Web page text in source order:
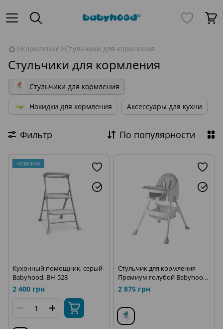
Кормление Стульчики для кормления
Стульчики для кормления
Стульчики для кормления
Накидки для кормления Аксессуары для кухни
Фильтр По популярности
НОВИНКА
Кухонный помощник, серый-
Babyhood, BH-528
2 400 грн
Стульчик для кормления
Премиум голубой Babyhood
ВН-514В
2 875 грн